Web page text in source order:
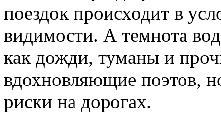
поездок происходит в
видимости. А темнота
как дожди, туманы и
вдохновляющие поэтов,
риски на дорогах.